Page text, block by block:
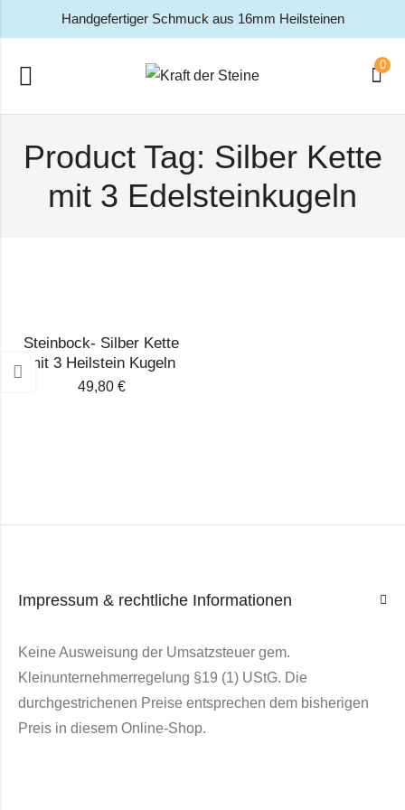
Handgefertiger Schmuck aus 16mm Heilsteinen
0
Product Tag: Silber Kette
mit 3 Edelsteinkugeln
Steinbock- Silber Kette
mit 3 Heilstein Kugeln
49,80 €
Impressum & rechtliche Informationen
Keine Ausweisung der Umsatzsteuer gem.
Kleinunternehmerregelung §19 (1) UStG. Die
durchgestrichenen Preise entsprechen dem bisherigen
Preis in diesem Online-Shop.